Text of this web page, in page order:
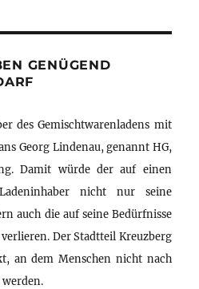
GENÜGEND
des Gemischtwarenladens mit
Georg Lindenau, genannt HG,
Damit würde der auf einen
nicht nur seine
auch die auf seine Bedürfnisse
Der Stadtteil Kreuzberg
an dem Menschen nicht nach